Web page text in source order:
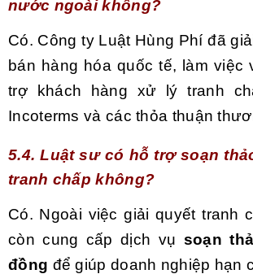
nước ngoài không?
Có. Công ty Luật Hùng Phí đã
bán hàng hóa quốc tế, làm
trợ khách hàng xử lý tranh
Incoterms và các thỏa thuận
5.4. Luật sư có hỗ trợ soạn
tranh chấp không?
Có. Ngoài việc giải quyết tranh
còn cung cấp dịch vụ soạn
đồng để giúp doanh nghiệp hạn